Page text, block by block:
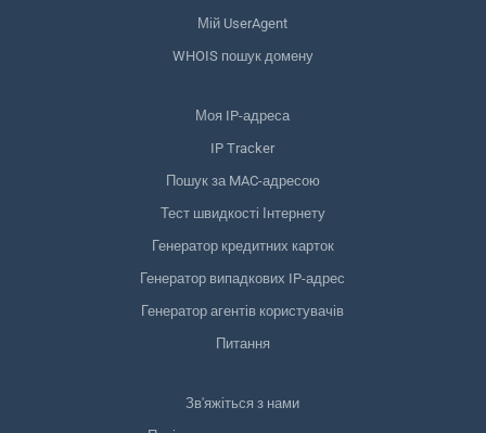
Мій UserAgent
WHOIS пошук домену
Моя IP-адреса
IP Tracker
Пошук за MAC-адресою
Тест швидкості Інтернету
Генератор кредитних карток
Генератор випадкових IP-адрес
Генератор агентів користувачів
Питання
Зв'яжіться з нами